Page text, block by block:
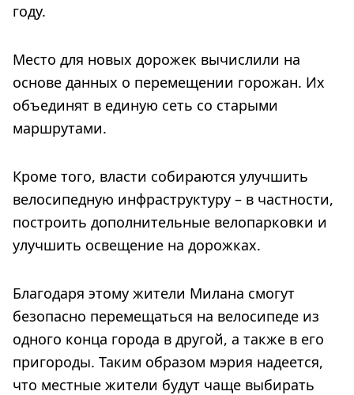
году.
Место для новых дорожек вычислили на
основе данных о перемещении горожан. Их
объединят в единую сеть со старыми
маршрутами.
Кроме того, власти собираются улучшить
велосипедную инфраструктуру – в частности,
построить дополнительные велопарковки и
улучшить освещение на дорожках.
Благодаря этому жители Милана смогут
безопасно перемещаться на велосипеде из
одного конца города в другой, а также в его
пригороды. Таким образом мэрия надеется,
что местные жители будут чаще выбирать